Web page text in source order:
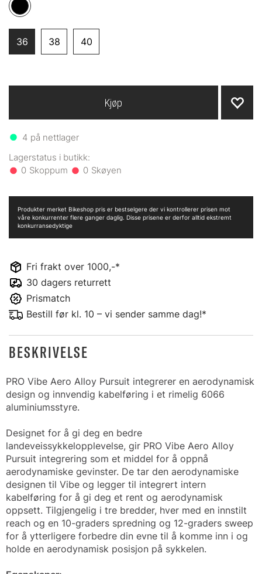
36 38 40
4 på nettlager
0 0
Kjøp
Fri frakt over 1000,-*
30 dagers returrett
Prismatch
Bestill før kl. 10 – vi sender samme dag!*
Produkter merket Bikeshop pris er bestselgere der vi kontrollerer prisen mot
våre konkurrenter flere ganger daglig. Disse prisene er derfor alltid ekstremt
konkurransedyktige
BESKRIVELSE
PRO Vibe Aero Alloy Pursuit integrerer en aerodynamisk
design og innvendig kabelføring i et rimelig 6066
aluminiumsstyre.
Designet for å gi deg en bedre
landeveissykkelopplevelse, gir PRO Vibe Aero Alloy
Pursuit integrering som et middel for å oppnå
aerodynamiske gevinster. De tar den aerodynamiske
designen til Vibe og legger til integrert intern
kabelføring for å gi deg et rent og aerodynamisk
oppsett. Tilgjengelig i tre bredder, hver med en innstilt
reach og en 10-graders spredning og 12-graders sweep
for å ytterligere forbedre din evne til å komme inn i og
holde en aerodynamisk posisjon på sykkelen.